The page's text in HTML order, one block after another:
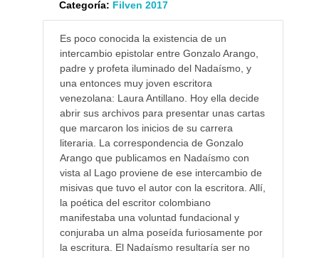
Categoría: Filven 2017
Es poco conocida la existencia de un
intercambio epistolar entre Gonzalo Arango,
padre y profeta iluminado del Nadaísmo, y
una entonces muy joven escritora
venezolana: Laura Antillano. Hoy ella decide
abrir sus archivos para presentar unas cartas
que marcaron los inicios de su carrera
literaria. La correspondencia de Gonzalo
Arango que publicamos en Nadaísmo con
vista al Lago proviene de ese intercambio de
misivas que tuvo el autor con la escritora. Allí,
la poética del escritor colombiano
manifestaba una voluntad fundacional y
conjuraba un alma poseída furiosamente por
la escritura. El Nadaísmo resultaría ser no